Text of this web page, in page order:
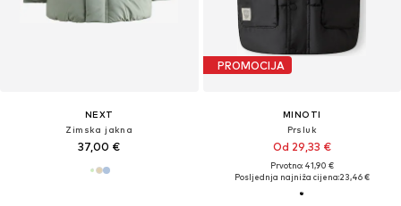
NEXT
Zimska jakna
37,00 €
PROMOCIJA
MINOTI
Prsluk
Od 29,33 €
Prvotno: 41,90 €
Posljednja najniža cijena:23,46 €